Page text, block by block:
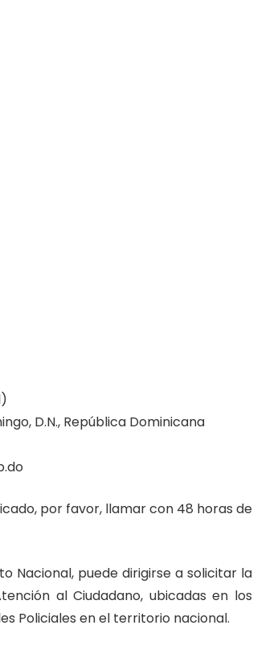
D.N., República Dominicana
por favor, llamar con 48 horas de
Nacional, puede dirigirse a solicitar la
al Ciudadano, ubicadas en los
Policiales en el territorio nacional.